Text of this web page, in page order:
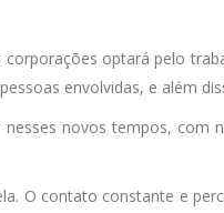
optará pelo
envolvidas, e além
novos tempos,
O contato constante e